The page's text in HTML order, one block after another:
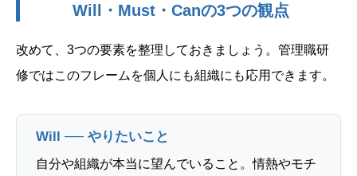
Will・Must・Canの3つの観点
改めて、3つの要素を整理しておきましょう。管理職研
修ではこのフレームを個人にも組織にも応用できます。
Will ── やりたいこと
自分や組織が本当に望んでいること。情熱やモチ